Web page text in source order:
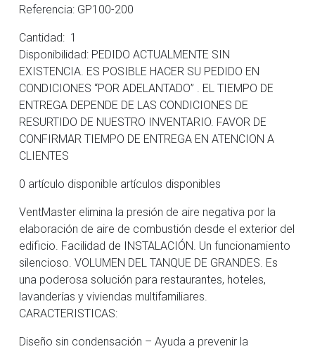
Referencia: GP100-200
Cantidad: 1
Disponibilidad: PEDIDO ACTUALMENTE SIN
EXISTENCIA. ES POSIBLE HACER SU PEDIDO EN
CONDICIONES “POR ADELANTADO” . EL TIEMPO DE
ENTREGA DEPENDE DE LAS CONDICIONES DE
RESURTIDO DE NUESTRO INVENTARIO. FAVOR DE
CONFIRMAR TIEMPO DE ENTREGA EN ATENCION A
CLIENTES
0 artículo disponible artículos disponibles
VentMaster elimina la presión de aire negativa por la
elaboración de aire de combustión desde el exterior del
edificio. Facilidad de INSTALACIÓN. Un funcionamiento
silencioso. VOLUMEN DEL TANQUE DE GRANDES. Es
una poderosa solución para restaurantes, hoteles,
lavanderías y viviendas multifamiliares.
CARACTERISTICAS:
Diseño sin condensación – Ayuda a prevenir la